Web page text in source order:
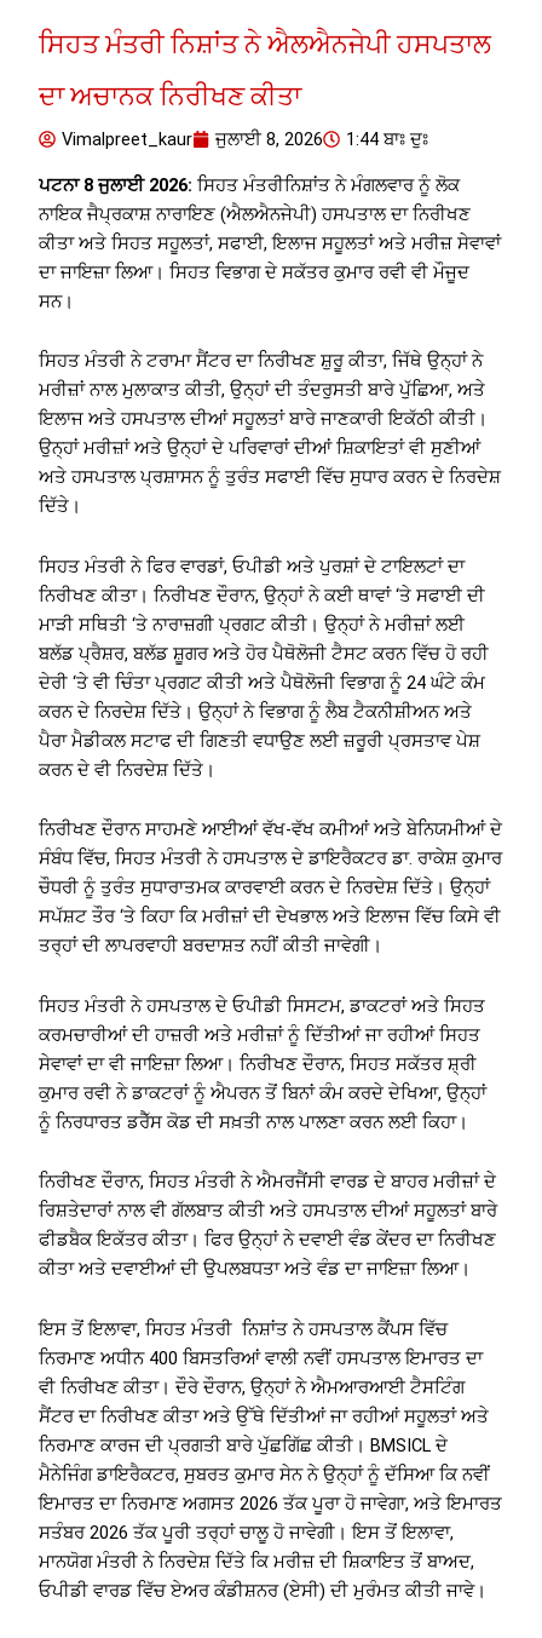
ਸਿਹਤ ਮੰਤਰੀ ਨਿਸ਼ਾਂਤ ਨੇ ਐਲਐਨਜੇਪੀ ਹਸਪਤਾਲ
ਦਾ ਅਚਾਨਕ ਨਿਰੀਖਣ ਕੀਤਾ
Vimalpreet_kaur ਜੁਲਾਈ 8, 2026 1:44 ਬਾਃ ਦੁਃ
ਪਟਨਾ 8 ਜੁਲਾਈ 2026: ਸਿਹਤ ਮੰਤਰੀਨਿਸ਼ਾਂਤ ਨੇ ਮੰਗਲਵਾਰ ਨੂੰ ਲੋਕ
ਨਾਇਕ ਜੈਪ੍ਰਕਾਸ਼ ਨਾਰਾਇਣ (ਐਲਐਨਜੇਪੀ) ਹਸਪਤਾਲ ਦਾ ਨਿਰੀਖਣ
ਕੀਤਾ ਅਤੇ ਸਿਹਤ ਸਹੂਲਤਾਂ, ਸਫਾਈ, ਇਲਾਜ ਸਹੂਲਤਾਂ ਅਤੇ ਮਰੀਜ਼ ਸੇਵਾਵਾਂ
ਦਾ ਜਾਇਜ਼ਾ ਲਿਆ। ਸਿਹਤ ਵਿਭਾਗ ਦੇ ਸਕੱਤਰ ਕੁਮਾਰ ਰਵੀ ਵੀ ਮੌਜੂਦ
ਸਨ।
ਸਿਹਤ ਮੰਤਰੀ ਨੇ ਟਰਾਮਾ ਸੈਂਟਰ ਦਾ ਨਿਰੀਖਣ ਸ਼ੁਰੂ ਕੀਤਾ, ਜਿੱਥੇ ਉਨ੍ਹਾਂ ਨੇ
ਮਰੀਜ਼ਾਂ ਨਾਲ ਮੁਲਾਕਾਤ ਕੀਤੀ, ਉਨ੍ਹਾਂ ਦੀ ਤੰਦਰੁਸਤੀ ਬਾਰੇ ਪੁੱਛਿਆ, ਅਤੇ
ਇਲਾਜ ਅਤੇ ਹਸਪਤਾਲ ਦੀਆਂ ਸਹੂਲਤਾਂ ਬਾਰੇ ਜਾਣਕਾਰੀ ਇਕੱਠੀ ਕੀਤੀ।
ਉਨ੍ਹਾਂ ਮਰੀਜ਼ਾਂ ਅਤੇ ਉਨ੍ਹਾਂ ਦੇ ਪਰਿਵਾਰਾਂ ਦੀਆਂ ਸ਼ਿਕਾਇਤਾਂ ਵੀ ਸੁਣੀਆਂ
ਅਤੇ ਹਸਪਤਾਲ ਪ੍ਰਸ਼ਾਸਨ ਨੂੰ ਤੁਰੰਤ ਸਫਾਈ ਵਿੱਚ ਸੁਧਾਰ ਕਰਨ ਦੇ ਨਿਰਦੇਸ਼
ਦਿੱਤੇ।
ਸਿਹਤ ਮੰਤਰੀ ਨੇ ਫਿਰ ਵਾਰਡਾਂ, ਓਪੀਡੀ ਅਤੇ ਪੁਰਸ਼ਾਂ ਦੇ ਟਾਇਲਟਾਂ ਦਾ
ਨਿਰੀਖਣ ਕੀਤਾ। ਨਿਰੀਖਣ ਦੌਰਾਨ, ਉਨ੍ਹਾਂ ਨੇ ਕਈ ਥਾਵਾਂ ‘ਤੇ ਸਫਾਈ ਦੀ
ਮਾੜੀ ਸਥਿਤੀ ‘ਤੇ ਨਾਰਾਜ਼ਗੀ ਪ੍ਰਗਟ ਕੀਤੀ। ਉਨ੍ਹਾਂ ਨੇ ਮਰੀਜ਼ਾਂ ਲਈ
ਬਲੱਡ ਪ੍ਰੈਸ਼ਰ, ਬਲੱਡ ਸ਼ੂਗਰ ਅਤੇ ਹੋਰ ਪੈਥੋਲੋਜੀ ਟੈਸਟ ਕਰਨ ਵਿੱਚ ਹੋ ਰਹੀ
ਦੇਰੀ ‘ਤੇ ਵੀ ਚਿੰਤਾ ਪ੍ਰਗਟ ਕੀਤੀ ਅਤੇ ਪੈਥੋਲੋਜੀ ਵਿਭਾਗ ਨੂੰ 24 ਘੰਟੇ ਕੰਮ
ਕਰਨ ਦੇ ਨਿਰਦੇਸ਼ ਦਿੱਤੇ। ਉਨ੍ਹਾਂ ਨੇ ਵਿਭਾਗ ਨੂੰ ਲੈਬ ਟੈਕਨੀਸ਼ੀਅਨ ਅਤੇ
ਪੈਰਾ ਮੈਡੀਕਲ ਸਟਾਫ ਦੀ ਗਿਣਤੀ ਵਧਾਉਣ ਲਈ ਜ਼ਰੂਰੀ ਪ੍ਰਸਤਾਵ ਪੇਸ਼
ਕਰਨ ਦੇ ਵੀ ਨਿਰਦੇਸ਼ ਦਿੱਤੇ।
ਨਿਰੀਖਣ ਦੌਰਾਨ ਸਾਹਮਣੇ ਆਈਆਂ ਵੱਖ-ਵੱਖ ਕਮੀਆਂ ਅਤੇ ਬੇਨਿਯਮੀਆਂ ਦੇ
ਸੰਬੰਧ ਵਿੱਚ, ਸਿਹਤ ਮੰਤਰੀ ਨੇ ਹਸਪਤਾਲ ਦੇ ਡਾਇਰੈਕਟਰ ਡਾ. ਰਾਕੇਸ਼ ਕੁਮਾਰ
ਚੌਧਰੀ ਨੂੰ ਤੁਰੰਤ ਸੁਧਾਰਾਤਮਕ ਕਾਰਵਾਈ ਕਰਨ ਦੇ ਨਿਰਦੇਸ਼ ਦਿੱਤੇ। ਉਨ੍ਹਾਂ
ਸਪੱਸ਼ਟ ਤੌਰ ‘ਤੇ ਕਿਹਾ ਕਿ ਮਰੀਜ਼ਾਂ ਦੀ ਦੇਖਭਾਲ ਅਤੇ ਇਲਾਜ ਵਿੱਚ ਕਿਸੇ ਵੀ
ਤਰ੍ਹਾਂ ਦੀ ਲਾਪਰਵਾਹੀ ਬਰਦਾਸ਼ਤ ਨਹੀਂ ਕੀਤੀ ਜਾਵੇਗੀ।
ਸਿਹਤ ਮੰਤਰੀ ਨੇ ਹਸਪਤਾਲ ਦੇ ਓਪੀਡੀ ਸਿਸਟਮ, ਡਾਕਟਰਾਂ ਅਤੇ ਸਿਹਤ
ਕਰਮਚਾਰੀਆਂ ਦੀ ਹਾਜ਼ਰੀ ਅਤੇ ਮਰੀਜ਼ਾਂ ਨੂੰ ਦਿੱਤੀਆਂ ਜਾ ਰਹੀਆਂ ਸਿਹਤ
ਸੇਵਾਵਾਂ ਦਾ ਵੀ ਜਾਇਜ਼ਾ ਲਿਆ। ਨਿਰੀਖਣ ਦੌਰਾਨ, ਸਿਹਤ ਸਕੱਤਰ ਸ਼੍ਰੀ
ਕੁਮਾਰ ਰਵੀ ਨੇ ਡਾਕਟਰਾਂ ਨੂੰ ਐਪਰਨ ਤੋਂ ਬਿਨਾਂ ਕੰਮ ਕਰਦੇ ਦੇਖਿਆ, ਉਨ੍ਹਾਂ
ਨੂੰ ਨਿਰਧਾਰਤ ਡਰੈੱਸ ਕੋਡ ਦੀ ਸਖ਼ਤੀ ਨਾਲ ਪਾਲਣਾ ਕਰਨ ਲਈ ਕਿਹਾ।
ਨਿਰੀਖਣ ਦੌਰਾਨ, ਸਿਹਤ ਮੰਤਰੀ ਨੇ ਐਮਰਜੈਂਸੀ ਵਾਰਡ ਦੇ ਬਾਹਰ ਮਰੀਜ਼ਾਂ ਦੇ
ਰਿਸ਼ਤੇਦਾਰਾਂ ਨਾਲ ਵੀ ਗੱਲਬਾਤ ਕੀਤੀ ਅਤੇ ਹਸਪਤਾਲ ਦੀਆਂ ਸਹੂਲਤਾਂ ਬਾਰੇ
ਫੀਡਬੈਕ ਇਕੱਤਰ ਕੀਤਾ। ਫਿਰ ਉਨ੍ਹਾਂ ਨੇ ਦਵਾਈ ਵੰਡ ਕੇਂਦਰ ਦਾ ਨਿਰੀਖਣ
ਕੀਤਾ ਅਤੇ ਦਵਾਈਆਂ ਦੀ ਉਪਲਬਧਤਾ ਅਤੇ ਵੰਡ ਦਾ ਜਾਇਜ਼ਾ ਲਿਆ।
ਇਸ ਤੋਂ ਇਲਾਵਾ, ਸਿਹਤ ਮੰਤਰੀ ਨਿਸ਼ਾਂਤ ਨੇ ਹਸਪਤਾਲ ਕੈਂਪਸ ਵਿੱਚ
ਨਿਰਮਾਣ ਅਧੀਨ 400 ਬਿਸਤਰਿਆਂ ਵਾਲੀ ਨਵੀਂ ਹਸਪਤਾਲ ਇਮਾਰਤ ਦਾ
ਵੀ ਨਿਰੀਖਣ ਕੀਤਾ। ਦੌਰੇ ਦੌਰਾਨ, ਉਨ੍ਹਾਂ ਨੇ ਐਮਆਰਆਈ ਟੈਸਟਿੰਗ
ਸੈਂਟਰ ਦਾ ਨਿਰੀਖਣ ਕੀਤਾ ਅਤੇ ਉੱਥੇ ਦਿੱਤੀਆਂ ਜਾ ਰਹੀਆਂ ਸਹੂਲਤਾਂ ਅਤੇ
ਨਿਰਮਾਣ ਕਾਰਜ ਦੀ ਪ੍ਰਗਤੀ ਬਾਰੇ ਪੁੱਛਗਿੱਛ ਕੀਤੀ। BMSICL ਦੇ
ਮੈਨੇਜਿੰਗ ਡਾਇਰੈਕਟਰ, ਸੁਬਰਤ ਕੁਮਾਰ ਸੇਨ ਨੇ ਉਨ੍ਹਾਂ ਨੂੰ ਦੱਸਿਆ ਕਿ ਨਵੀਂ
ਇਮਾਰਤ ਦਾ ਨਿਰਮਾਣ ਅਗਸਤ 2026 ਤੱਕ ਪੂਰਾ ਹੋ ਜਾਵੇਗਾ, ਅਤੇ ਇਮਾਰਤ
ਸਤੰਬਰ 2026 ਤੱਕ ਪੂਰੀ ਤਰ੍ਹਾਂ ਚਾਲੂ ਹੋ ਜਾਵੇਗੀ। ਇਸ ਤੋਂ ਇਲਾਵਾ,
ਮਾਨਯੋਗ ਮੰਤਰੀ ਨੇ ਨਿਰਦੇਸ਼ ਦਿੱਤੇ ਕਿ ਮਰੀਜ਼ ਦੀ ਸ਼ਿਕਾਇਤ ਤੋਂ ਬਾਅਦ,
ਓਪੀਡੀ ਵਾਰਡ ਵਿੱਚ ਏਅਰ ਕੰਡੀਸ਼ਨਰ (ਏਸੀ) ਦੀ ਮੁਰੰਮਤ ਕੀਤੀ ਜਾਵੇ।